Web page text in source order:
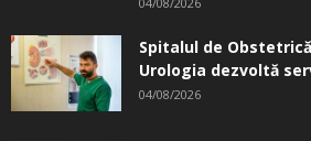
Spitalul de
Urologia dezvoltă
04/08/2026